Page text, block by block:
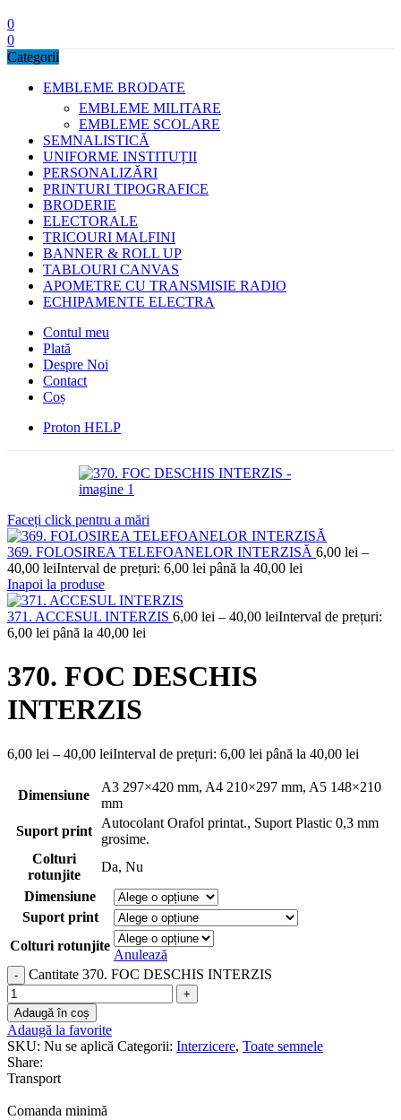
0
0
Categorii
EMBLEME BRODATE
EMBLEME MILITARE
EMBLEME SCOLARE
SEMNALISTICĂ
UNIFORME INSTITUȚII
PERSONALIZĂRI
PRINTURI TIPOGRAFICE
BRODERIE
ELECTORALE
TRICOURI MALFINI
BANNER & ROLL UP
TABLOURI CANVAS
APOMETRE CU TRANSMISIE RADIO
ECHIPAMENTE ELECTRA
Contul meu
Plată
Despre Noi
Contact
Coș
Proton HELP
Faceți click pentru a mări
369. FOLOSIREA TELEFOANELOR INTERZISĂ 6,00 lei –
40,00 leiInterval de prețuri: 6,00 lei până la 40,00 lei
Inapoi la produse
371. ACCESUL INTERZIS 6,00 lei – 40,00 leiInterval de prețuri:
6,00 lei până la 40,00 lei
370. FOC DESCHIS
INTERZIS
6,00 lei – 40,00 leiInterval de prețuri: 6,00 lei până la 40,00 lei
Dimensiune
A3 297×420 mm, A4 210×297 mm, A5 148×210
mm
Suport print
Autocolant Orafol printat., Suport Plastic 0,3 mm
grosime.
Colturi
rotunjite
Da, Nu
Dimensiune
Suport print
Colturi rotunjite
Anulează
Cantitate 370. FOC DESCHIS INTERZIS
Adaugă în coș
Adaugă la favorite
SKU: Nu se aplică Categorii: Interzicere, Toate semnele
Share:
Transport
Comanda minimă